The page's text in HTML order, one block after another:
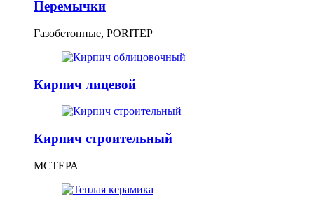
Перемычки
Газобетонные, PORITEP
Кирпич лицевой
Кирпич строительный
МСТЕРА